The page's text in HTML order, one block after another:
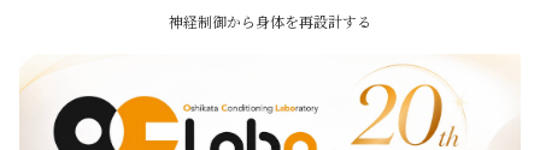
神経制御から身体を再設計する